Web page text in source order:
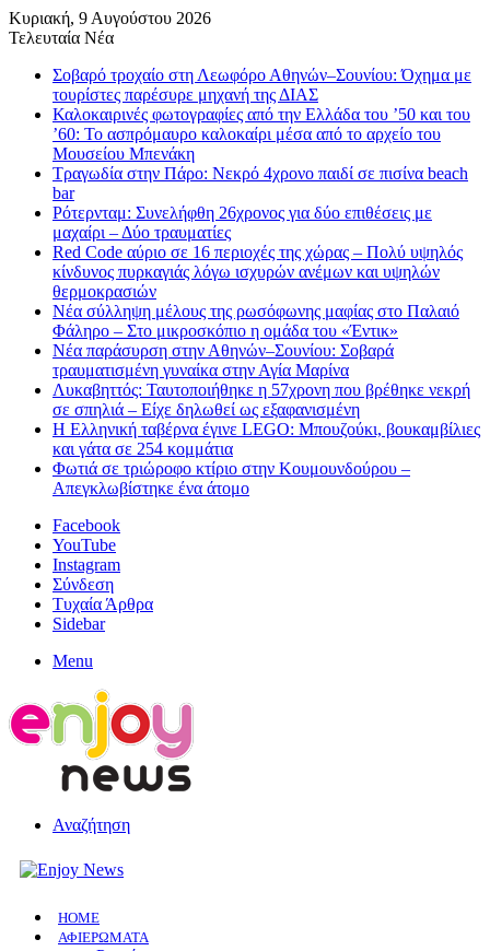
Κυριακή, 9 Αυγούστου 2026
Τελευταία Νέα
Σοβαρό τροχαίο στη Λεωφόρο Αθηνών–Σουνίου: Όχημα με
τουρίστες παρέσυρε μηχανή της ΔΙΑΣ
Καλοκαιρινές φωτογραφίες από την Ελλάδα του ’50 και του
’60: Το ασπρόμαυρο καλοκαίρι μέσα από το αρχείο του
Μουσείου Μπενάκη
Τραγωδία στην Πάρο: Νεκρό 4χρονο παιδί σε πισίνα beach
bar
Ρότερνταμ: Συνελήφθη 26χρονος για δύο επιθέσεις με
μαχαίρι – Δύο τραυματίες
Red Code αύριο σε 16 περιοχές της χώρας – Πολύ υψηλός
κίνδυνος πυρκαγιάς λόγω ισχυρών ανέμων και υψηλών
θερμοκρασιών
Νέα σύλληψη μέλους της ρωσόφωνης μαφίας στο Παλαιό
Φάληρο – Στο μικροσκόπιο η ομάδα του «Έντικ»
Νέα παράσυρση στην Αθηνών–Σουνίου: Σοβαρά
τραυματισμένη γυναίκα στην Αγία Μαρίνα
Λυκαβηττός: Ταυτοποιήθηκε η 57χρονη που βρέθηκε νεκρή
σε σπηλιά – Είχε δηλωθεί ως εξαφανισμένη
H Ελληνική ταβέρνα έγινε LEGO: Μπουζούκι, βουκαμβίλιες
και γάτα σε 254 κομμάτια
Φωτιά σε τριώροφο κτίριο στην Κουμουνδούρου –
Απεγκλωβίστηκε ένα άτομο
Facebook
YouTube
Instagram
Σύνδεση
Τυχαία Άρθρα
Sidebar
Menu
Αναζήτηση
HOME
ΑΦΙΕΡΩΜΑΤΑ